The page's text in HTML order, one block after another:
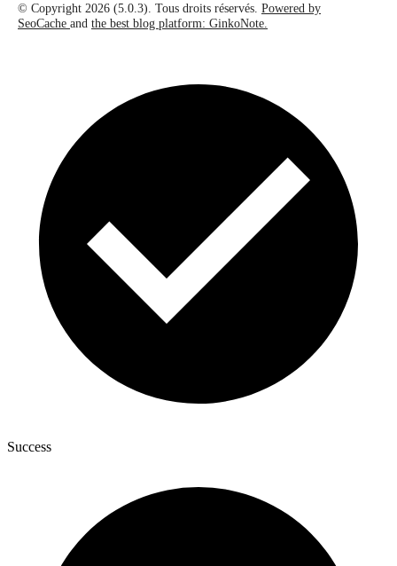
© Copyright 2026 (5.0.3). Tous droits réservés. Powered by
SeoCache and the best blog platform: GinkoNote.
Success